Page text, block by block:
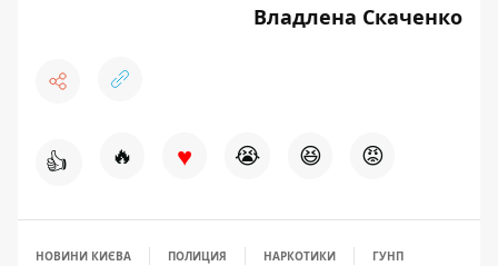
Владлена Скаченко
👍 🔥 ♥ 😭 😆 😡
НОВИНИ КИЄВА ПОЛИЦИЯ НАРКОТИКИ ГУНП